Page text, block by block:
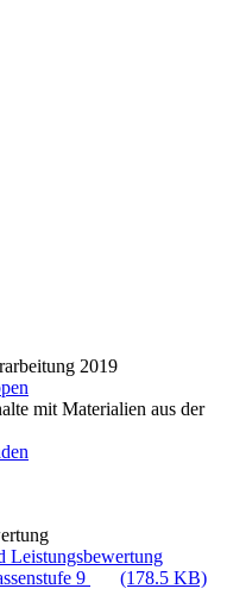
2019
mit Materialien aus der
Leistungsbewertung
9
(178.5 KB)